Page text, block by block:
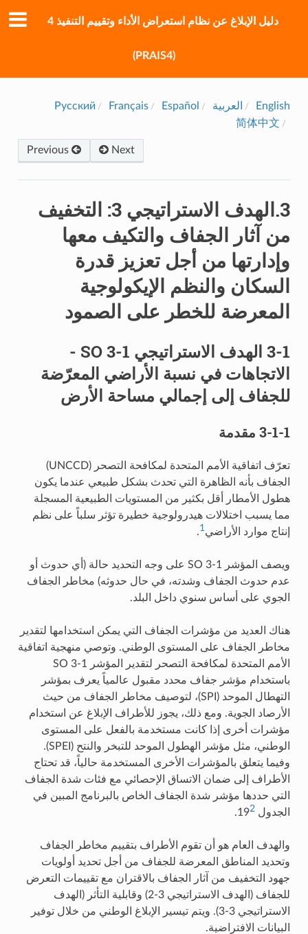
دليل الإبلاغ عن نظام استعراض الأداء وتقييم التنفيذ 4
(PRAIS4)
English العربية Español
Français
Русский
简体中文
Previous Next
3.الهدف الاستراتيجي 3: التخفيف
من آثار الجفاف والتكيف معها
وإدارتها من أجل تعزيز قدرة
السكان والنظم الإيكولوجية
المعرضة للخطر على الصمود
3-1 الهدف الاستراتيجي SO 3-1 -
الاتجاهات في نسبة الأراضي المعرّضة
للجفاف إلى إجمالي مساحة الأرض
3-1-1 مقدمة
تعرّف اتفاقية الأمم المتحدة لمكافحة التصحر (UNCCD)
الجفاف بأنه الظاهرة التي تحدث بشكل طبيعي عندما يكون
هطول الأمطار أقل بكثير من المستويات الطبيعية المسجلة
مما يسبب اختلالات هيدرولوجية خطيرة تؤثر سلباً على نظم
إنتاج موارد الأراضي1
.
ويصف المؤشر SO 3-1 على وجه التحديد حالة (أي حدوث أو
عدم حدوث الجفاف وشدته، في حال حدوثه) مخاطر الجفاف
الجوي على أساس سنوي داخل البلد.
هناك العديد من مؤشرات الجفاف التي يمكن استخدامها لتقدير
مخاطر الجفاف على المستوى الوطني. وتوصي منهجية اتفاقية
الأمم المتحدة لمكافحة التصحر لتقدير المؤشر SO 3-1
باستخدام مؤشر جفاف محدد مقبول عالمياً يعرف بمؤشر
التهطال الموحد (SPI)، لتوصيف مخاطر الجفاف من حيث
الأرصاد الجوية. ومع ذلك، يجوز للأطراف الإبلاغ عن استخدام
مؤشرات أخرى إذا كانت مستخدمة بالفعل على المستوى
الوطني، مثل مؤشر الهطول الموحد للتبخر والنتح (SPEI).
وفيما يتعلق بالمؤشرات الأخرى المستخدمة حالياً، قد تحتاج
الأطراف إلى ضمان الاتساق الإحصائي مع فئات شدة الجفاف
التي حددها مؤشر شدة الجفاف الخاص بالبرنامج المبين في
الجدول 19 2
.
والهدف العام هو أن تقوم الأطراف بتقييم مخاطر الجفاف
وتحديد المناطق المعرضة للجفاف من أجل تحديد أولويات
جهود التخفيف من آثار الجفاف بالاقتران مع تقييمات التعرض
للجفاف (الهدف الاستراتيجي 3-2) وقابلية التأثر (الهدف
الاستراتيجي 3-3). ويتم تيسير الإبلاغ الوطني من خلال توفير
البيانات الافتراضية.